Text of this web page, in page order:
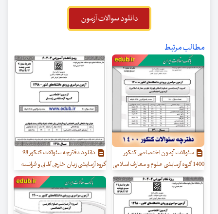
دانلود سوالات آزمون
مطالب مرتبط
سئوالات آزمون اختصاصی کنکور
1400 گروه آزمایشی علوم و معارف اسلامی
دانلود دفترچه سئوالات کنکور 98
گروه آزمایشی زبان خارجی آلمانی و فرانسه